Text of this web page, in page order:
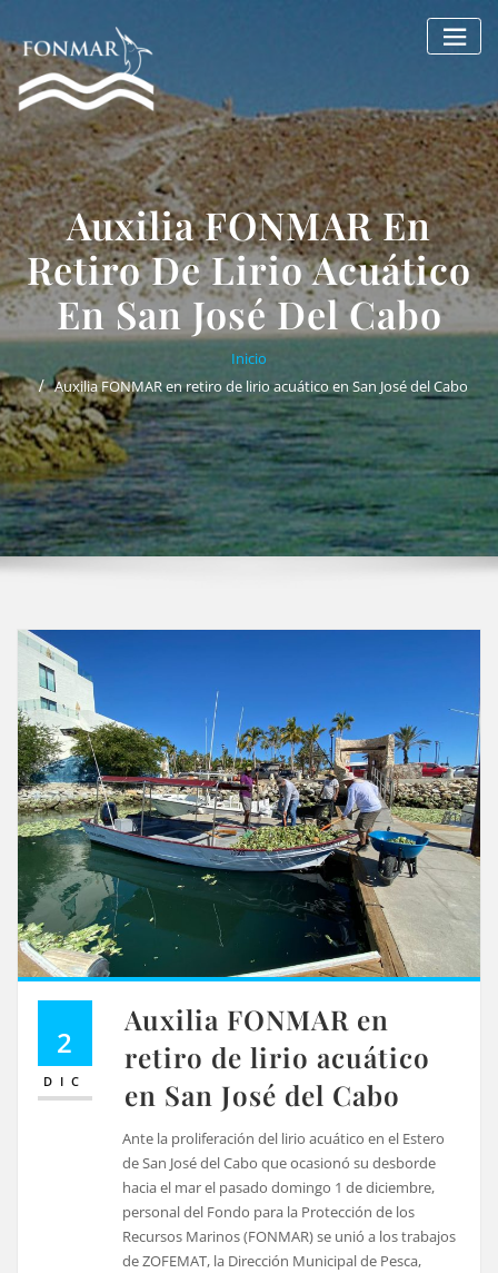
al
contenido
Auxilia FONMAR En
Retiro De Lirio Acuático
En San José Del Cabo
Inicio
Auxilia FONMAR en retiro de lirio acuático en San José del Cabo
2
DIC
Auxilia FONMAR en
retiro de lirio acuático
en San José del Cabo
Ante la proliferación del lirio acuático en el Estero
de San José del Cabo que ocasionó su desborde
hacia el mar el pasado domingo 1 de diciembre,
personal del Fondo para la Protección de los
Recursos Marinos (FONMAR) se unió a los trabajos
de ZOFEMAT, la Dirección Municipal de Pesca,